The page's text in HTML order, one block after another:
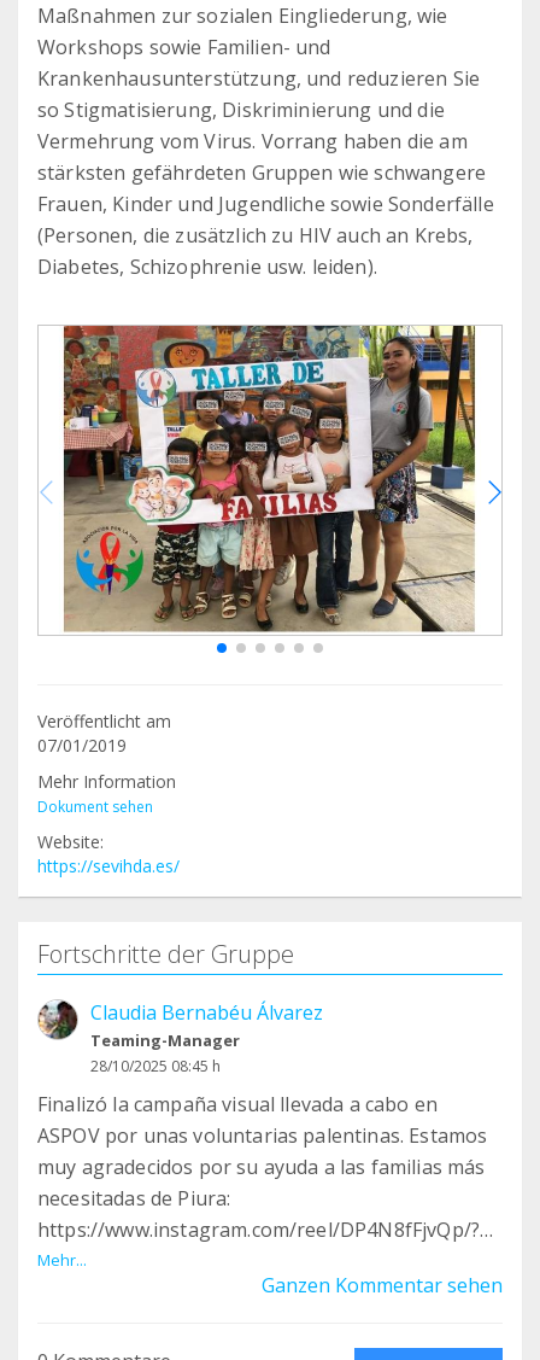
Maßnahmen zur sozialen Eingliederung, wie
Workshops sowie Familien- und
Krankenhausunterstützung, und reduzieren Sie
so Stigmatisierung, Diskriminierung und die
Vermehrung vom Virus. Vorrang haben die am
stärksten gefährdeten Gruppen wie schwangere
Frauen, Kinder und Jugendliche sowie Sonderfälle
(Personen, die zusätzlich zu HIV auch an Krebs,
Diabetes, Schizophrenie usw. leiden).
Veröffentlicht am
07/01/2019
Mehr Information
Dokument sehen
Website:
https://sevihda.es/
Fortschritte der Gruppe
Claudia Bernabéu Álvarez
Teaming-Manager
28/10/2025 08:45 h
Finalizó la campaña visual llevada a cabo en
ASPOV por unas voluntarias palentinas. Estamos
muy agradecidos por su ayuda a las familias más
necesitadas de Piura:
https://www.instagram.com/reel/DP4N8fFjvQp/?
igsh=MWpucHUyczUxc29lMA==
Mehr...
Ganzen Kommentar sehen